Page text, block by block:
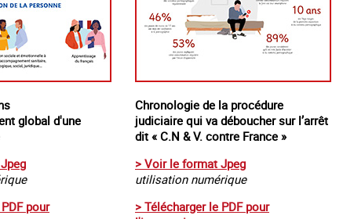
global d'une
pour
Chronologie de la procédure
judiciaire qui va déboucher sur l’arrêt
dit « C.N & V. contre France »
> Voir le format Jpeg
utilisation numérique
> Télécharger le PDF pour